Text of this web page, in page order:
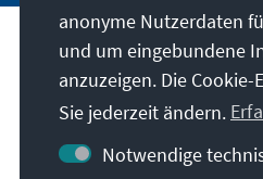
Unser Auftrag
Kontakt
anonyme Nutzerdaten
und um eingebundene
anzuzeigen. Die
Sie jederzeit ändern.
Notwendige